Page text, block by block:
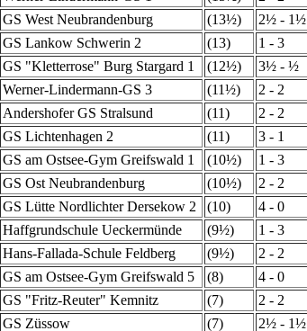
GS West Neubrandenburg (13½)
2½ - 1½
GS Lankow Schwerin 2 (13)
1 - 3
GS "Kletterrose" Burg Stargard 1 (12½)
3½ - ½
Werner-Lindermann-GS 3 (11½)
2 - 2
Andershofer GS Stralsund (11)
2 - 2
GS Lichtenhagen 2 (11)
3 - 1
GS am Ostsee-Gym Greifswald 1 (10½)
1 - 3
GS Ost Neubrandenburg (10½)
2 - 2
GS Lütte Nordlichter Dersekow 2 (10)
4 - 0
Haffgrundschule Ueckermünde (9½)
1 - 3
Hans-Fallada-Schule Feldberg (9½)
2 - 2
GS am Ostsee-Gym Greifswald 5 (8)
4 - 0
GS "Fritz-Reuter" Kemnitz (7)
2 - 2
GS Züssow (7) 2½ - 1½